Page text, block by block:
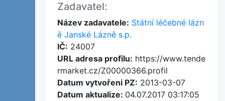
Zadavatel:
Název zadavatele: Státní léčebné lázn
ě Janské Lázně s.p.
IČ: 24007
URL adresa profilu: https://www.tende
rmarket.cz/Z00000366.profil
Datum vytvořeni PZ: 2013-03-07
Datum aktualize: 04.07.2017 03:17:05